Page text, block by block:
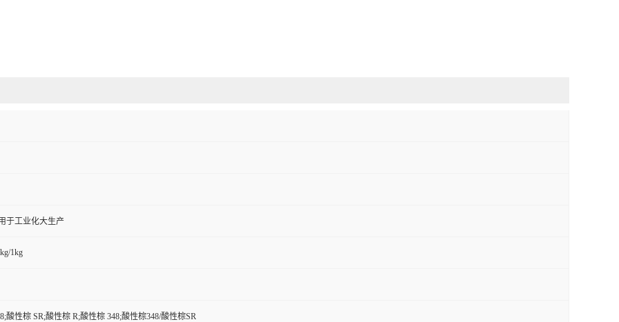
于工业化大生产
1kg
酸性棕 SR;酸性棕 R;酸性棕 348;酸性棕348/酸性棕SR